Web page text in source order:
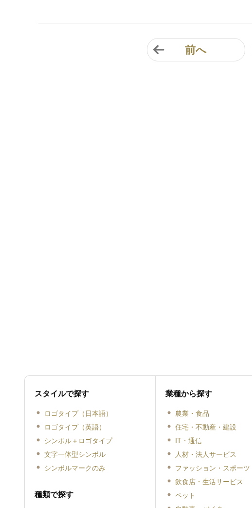
前へ
スタイルで探す
ロゴタイプ（日本語）
ロゴタイプ（英語）
シンボル＋ロゴタイプ
文字一体型シンボル
シンボルマークのみ
種類で探す
業種から探す
農業・食品
住宅・不動産・建設
IT・通信
人材・法人サービス
ファッション・スポーツ
飲食店・生活サービス
ペット